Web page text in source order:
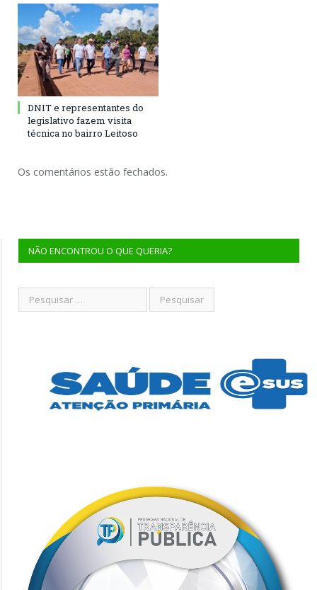
DNIT e representantes do
legislativo fazem visita
técnica no bairro Leitoso
Os comentários estão fechados.
NÃO ENCONTROU O QUE QUERIA?